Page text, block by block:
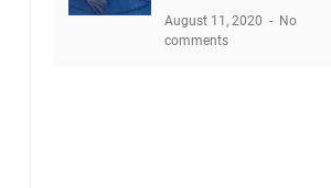
August 11, 2020
No
comments